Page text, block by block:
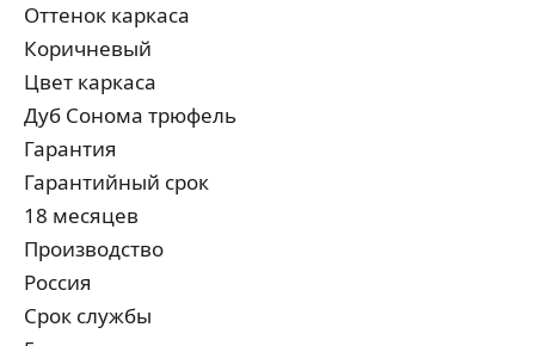
Оттенок каркаса
Коричневый
Цвет каркаса
Дуб Сонома трюфель
Гарантия
Гарантийный срок
18 месяцев
Производство
Россия
Срок службы